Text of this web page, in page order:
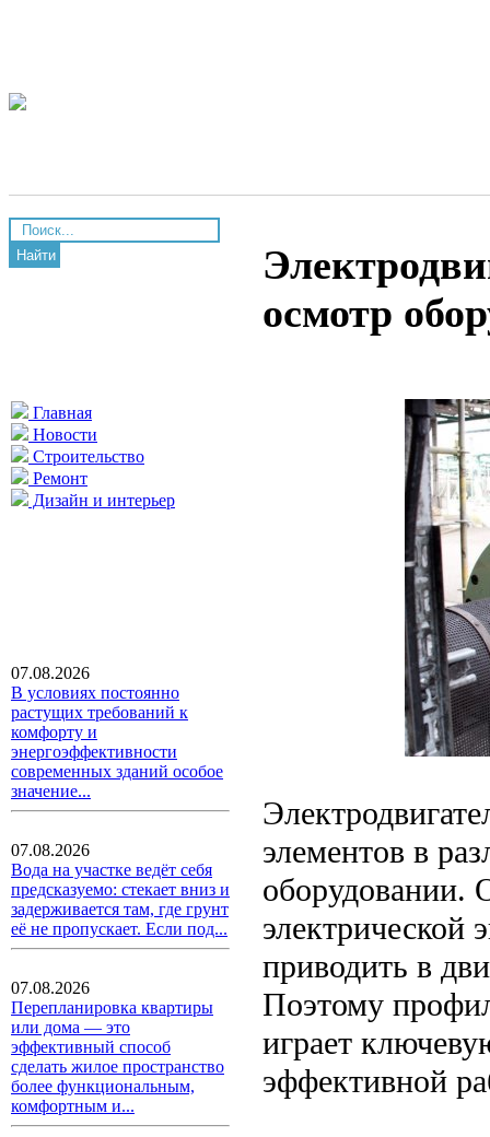
Найти
Главная
Новости
Строительство
Ремонт
Дизайн и интерьер
07.08.2026
В условиях постоянно
растущих требований к
комфорту и
энергоэффективности
современных зданий особое
значение...
07.08.2026
Вода на участке ведёт себя
предсказуемо: стекает вниз и
задерживается там, где грунт
её не пропускает. Если под...
07.08.2026
Перепланировка квартиры
или дома — это
эффективный способ
сделать жилое пространство
более функциональным,
комфортным и...
осмотр
элементов в
оборудовании.
электрической
приводить в
Поэтому
играет
эффективной